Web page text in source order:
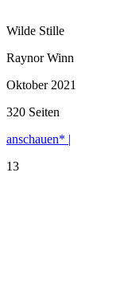
Wilde Stille
Raynor Winn
Oktober 2021
320 Seiten
anschauen* |
13